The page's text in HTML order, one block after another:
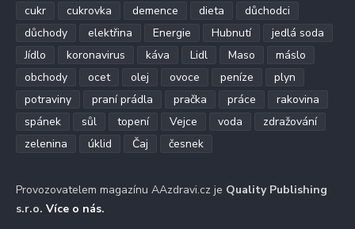
cukr
cukrovka demence dieta
důchodci
důchody
elektřina Energie Hubnutí
jedlá soda
Jídlo
koronavirus káva Lidl Maso
máslo
obchody
ocet olej ovoce peníze
plyn
potraviny
praní prádla pračka práce
rakovina
spánek
sůl topení Vejce voda
zdražování
zelenina
úklid Čaj česnek
Provozovatelem magazínu AAzdravi.cz je Quality Publishing
s.r.o. Více o nás.